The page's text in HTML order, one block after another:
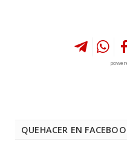
QUEHACER EN